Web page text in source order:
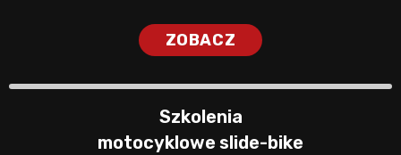
ZOBACZ
Szkolenia
motocyklowe slide-bike